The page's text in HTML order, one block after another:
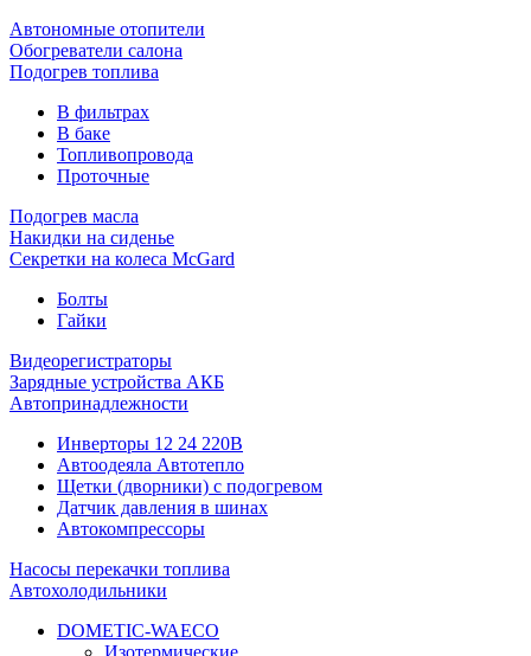
Автономные отопители
Обогреватели салона
Подогрев топлива
В фильтрах
В баке
Топливопровода
Проточные
Подогрев масла
Накидки на сиденье
Секретки на колеса McGard
Болты
Гайки
Видеорегистраторы
Зарядные устройства АКБ
Автопринадлежности
Инверторы 12 24 220В
Автоодеяла Автотепло
Щетки (дворники) с подогревом
Датчик давления в шинах
Автокомпрессоры
Насосы перекачки топлива
Автохолодильники
DOMETIC-WAECO
Изотермические